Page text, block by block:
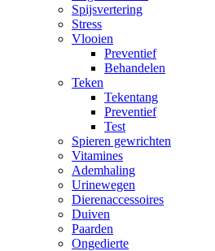
Spijsvertering
Stress
Vlooien
Preventief
Behandelen
Teken
Tekentang
Preventief
Test
Spieren gewrichten
Vitamines
Ademhaling
Urinewegen
Dierenaccessoires
Duiven
Paarden
Ongedierte